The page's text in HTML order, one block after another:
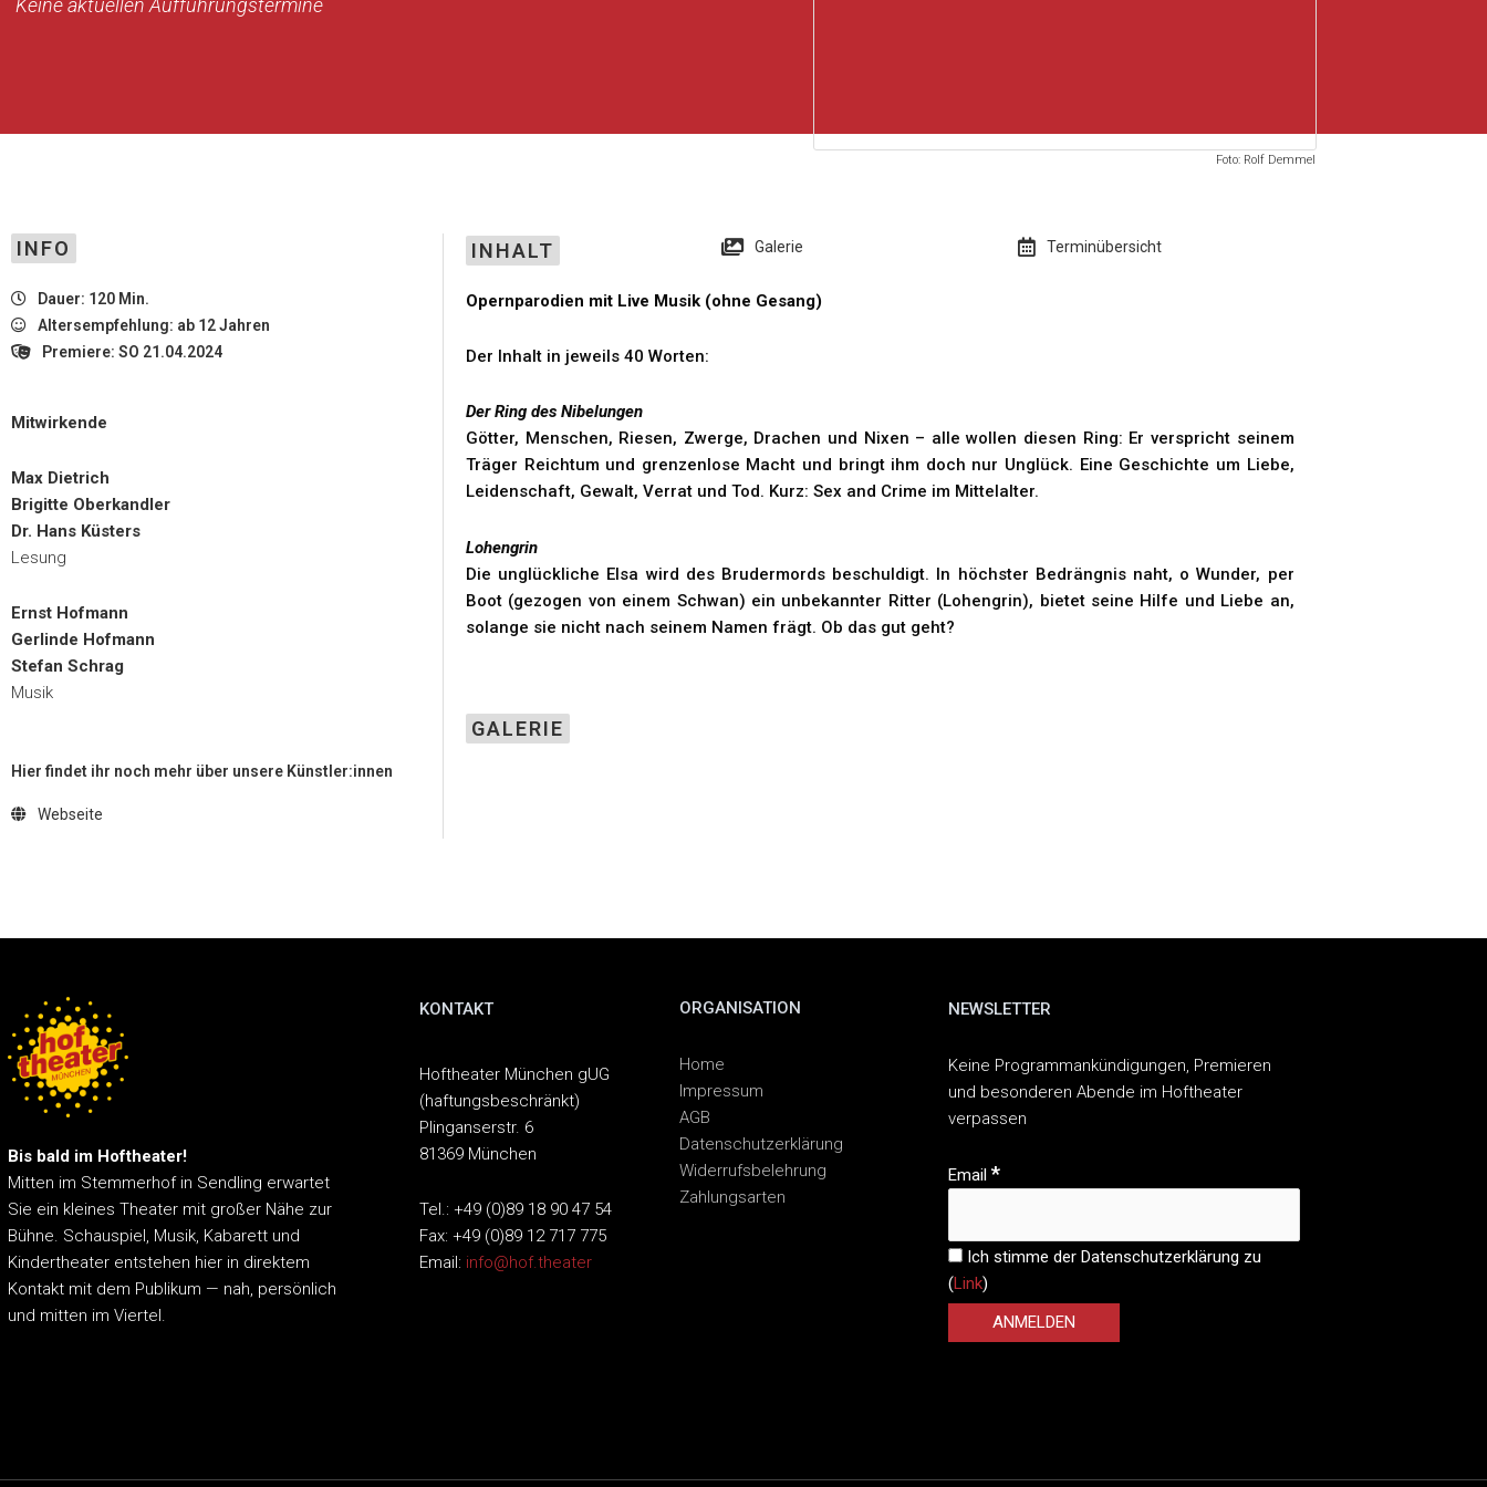
Keine aktuellen Aufführungstermine
Foto: Rolf Demmel
INFO
Dauer: 120 Min.
Altersempfehlung: ab 12 Jahren
Premiere: SO 21.04.2024
Mitwirkende
Max Dietrich
Brigitte Oberkandler
Dr. Hans Küsters
Lesung
Ernst Hofmann
Gerlinde Hofmann
Stefan Schrag
Musik
Hier findet ihr noch mehr über unsere Künstler:innen
Webseite
INHALT Galerie Terminübersicht
Opernparodien mit Live Musik (ohne Gesang)
Der Inhalt in jeweils 40 Worten:
Der Ring des Nibelungen
Götter, Menschen, Riesen, Zwerge, Drachen und Nixen – alle wollen diesen Ring: Er verspricht seinem
Träger Reichtum und grenzenlose Macht und bringt ihm doch nur Unglück. Eine Geschichte um Liebe,
Leidenschaft, Gewalt, Verrat und Tod. Kurz: Sex and Crime im Mittelalter.
Lohengrin
Die unglückliche Elsa wird des Brudermords beschuldigt. In höchster Bedrängnis naht, o Wunder, per
Boot (gezogen von einem Schwan) ein unbekannter Ritter (Lohengrin), bietet seine Hilfe und Liebe an,
solange sie nicht nach seinem Namen frägt. Ob das gut geht?
GALERIE
Bis bald im Hoftheater!
Mitten im Stemmerhof in Sendling erwartet
Sie ein kleines Theater mit großer Nähe zur
Bühne. Schauspiel, Musik, Kabarett und
Kindertheater entstehen hier in direktem
Kontakt mit dem Publikum — nah, persönlich
und mitten im Viertel.
KONTAKT
Hoftheater München gUG
(haftungsbeschränkt)
Plinganserstr. 6
81369 München
Tel.: +49 (0)89 18 90 47 54
Fax: +49 (0)89 12 717 775
Email: info@hof.theater
ORGANISATION
Home
Impressum
AGB
Datenschutzerklärung
Widerrufsbelehrung
Zahlungsarten
NEWSLETTER
Keine Programmankündigungen, Premieren
und besonderen Abende im Hoftheater
verpassen
Email *
Ich stimme der Datenschutzerklärung zu
(Link)